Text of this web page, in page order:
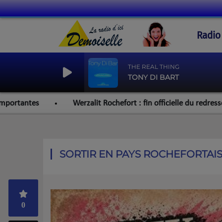
Radio
THE REAL THING
TONY DI BART
Werzalit Rochefort : fin officielle du redressement
SORTIR EN PAYS
0